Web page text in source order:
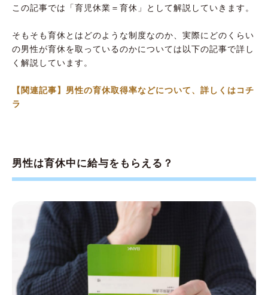
この記事では「育児休業＝育休」として解説していきます。
そもそも育休とはどのような制度なのか、実際にどのくらい
の男性が育休を取っているのかについては以下の記事で詳し
く解説しています。
【関連記事】男性の育休取得率などについて、詳しくはコチ
ラ
男性は育休中に給与をもらえる？